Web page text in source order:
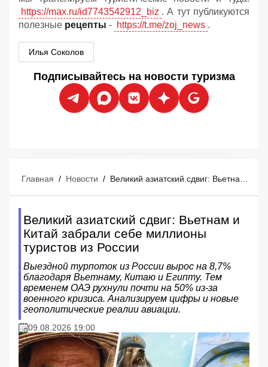
https://max.ru/id7743542912_biz . А тут публикуются
полезные рецепты - https://t.me/zoj_news .
Илья Соколов
Подписывайтесь на новости туризма
Главная / Новости /
Великий азиатский сдвиг: Вьетнам и
Китай забрали себе миллионы
туристов из России
Выездной турпоток из России вырос на 8,7%
благодаря Вьетнаму, Китаю и Египту. Тем
временем ОАЭ рухнули почти на 50% из-за
военного кризиса. Анализируем цифры и новые
геополитические реалии авиации.
09.08.2026 19:00